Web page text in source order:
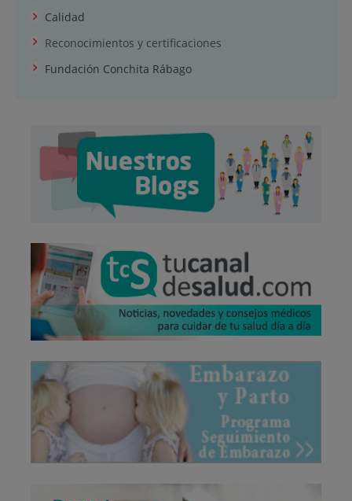
Calidad
Reconocimientos y certificaciones
Fundación Conchita Rábago